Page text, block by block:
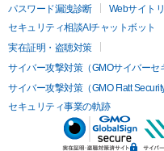
パスワード漏洩診断
Webサイト
セキュリティ相談AIチャットボット
実在証明・盗聴対策
サイバー攻撃対策（GMOサイバーセ
サイバー攻撃対策（GMO Flatt Security
セキュリティ事業の軌跡